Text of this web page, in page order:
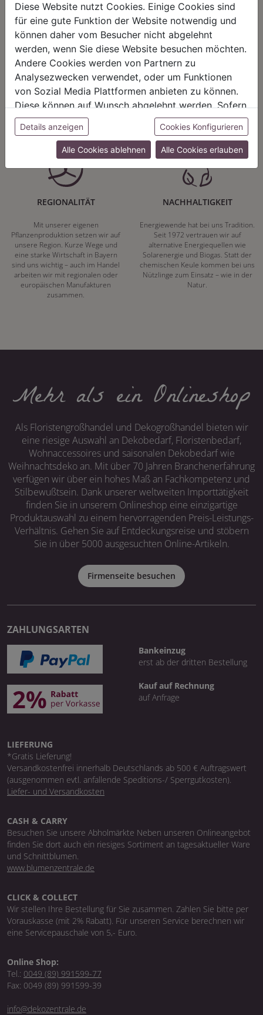
HARMONIE
Unser Sortiment steht für ein
positives Lebensgefühl. Wir
schenken natürliche, stilvolle
Momente für harmonische Stunden
zu Hause – den Ort, an dem
Menschen sich geborgen fühlen und
positive Energie schöpfen.
FAIRNESS
Nicht immer ist der günstigste Preis
auch ein guter Preis. Wir handeln
fair – im Hinblick auf unsere
Kalkulation, angemessene
Entlohnung und unsere
nachhaltigen, gewachsenen
Geschäftsbeziehungen.
REGIONALITÄT
Mit unserer eigenen
Pflanzenproduktion setzen wir auf
unsere Region. Kurze Wege und
eine starke Wirtschaft in Bayern
sind uns wichtig – auch im Handel
arbeiten wir mit regionalen oder
europäischen Manufakturen
zusammen.
NACHHALTIGKEIT
Energiewende hat bei uns Tradition.
Seit 1972 vertrauen wir auf
alternative Energiequellen wie
Solarenergie und Biogas. Statt der
chemischen Keule kommen bei uns
Nützlinge zum Einsatz – wie in der
Natur.
Mehr als ein Onlineshop
Als Floristengroßhandel und Dekogroßhandel bieten wir
eine riesige Auswahl an Dekobedarf, Floristenbedarf,
Wohnaccessoires und saisonalen Dekobedarf wie
Weihnachtsdeko an. Mit über 70 Jahren Branchenerfahrung
verfügen wir über ein hohes Maß an Fachkompetenz und
Stilbewußtsein. Dank unserer weltweiten Importtätigkeit
finden Sie in unserem Onlineshop eine einzigartige
Produktauswahl zu einem hervorragenden Preis-Leistungs-
Verhältnis. Gehen Sie auf Entdeckungsreise und stöbern
Sie in über 5000 ausgesuchten Online-Artikeln.
Firmenseite besuchen
ZAHLUNGSARTEN
Bankeinzug
erst ab der dritten Bestellung
Kauf auf Rechnung
auf Anfrage
LIEFERUNG
*Gratis Lieferung!
Versandkostenfrei innerhalb Deutschlands ab 500 € Auftragswert
(ausgenommen evtl. anfallende Speditions-/ Sperrgutkosten).
Liefer- und Versandkosten
CASH & CARRY
Besuchen Sie unsere Abholmärkte Neben unseren Onlineangebot
finden Sie dort auch ein riesiges Sortiment an tagesaktueller Ware
und Schnittblumen.
www.blumenzentrale.de
CLICK & COLLECT
Wir stellen Ihre Bestellung für Sie zusammen. Zahlen Sie bitte per
Vorauskasse (mit 2% Rabatt). Für unseren Service berechnen wir
eine Servicepauschale von 5,- Euro.
Online Shop:
Tel.: 0049 (89) 991599-77
Fax: 0049 (89) 991599-39
info@dekozentrale.de
Diese Website nutzt Cookies. Einige Cookies sind
für eine gute Funktion der Website notwendig und
können daher vom Besucher nicht abgelehnt
werden, wenn Sie diese Website besuchen möchten.
Andere Cookies werden von Partnern zu
Analysezwecken verwendet, oder um Funktionen
von Sozial Media Plattformen anbieten zu können.
Diese können auf Wunsch abgelehnt werden. Sofern
sie unsere Webseite weiter nutzen, geben Sie
Einwilligung zu unseren Cookies.
Details anzeigen Cookies Konfigurieren
Alle Cookies ablehnen Alle Cookies erlauben